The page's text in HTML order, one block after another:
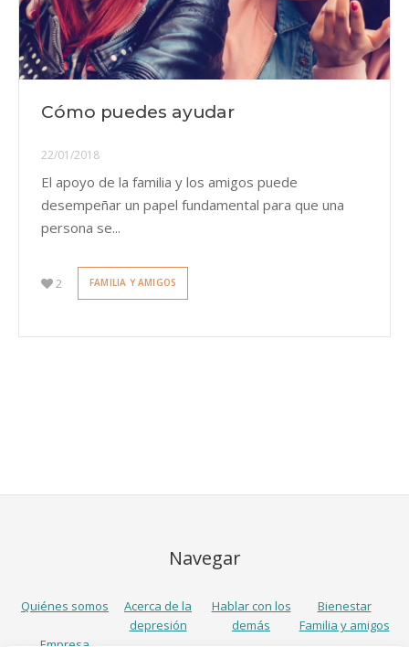
Cómo puedes ayudar
22/01/2018
El apoyo de la familia y los amigos puede
desempeñar un papel fundamental para que una
persona se...
2 FAMILIA Y AMIGOS
Navegar
Quiénes somos
Acerca de la
depresión
Hablar con los
demás
Bienestar
Familia y amigos